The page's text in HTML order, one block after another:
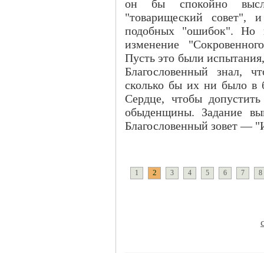
он бы спокойно
"товарищеский совет",
подобных "ошибок". Но
изменение
Пусть это были
Благословенный знал,
сколько бы их ни было в
Сердце, чтобы
обыденщины. Задание
Благословенный зовет —
1 2 3 4 5 6 7 8